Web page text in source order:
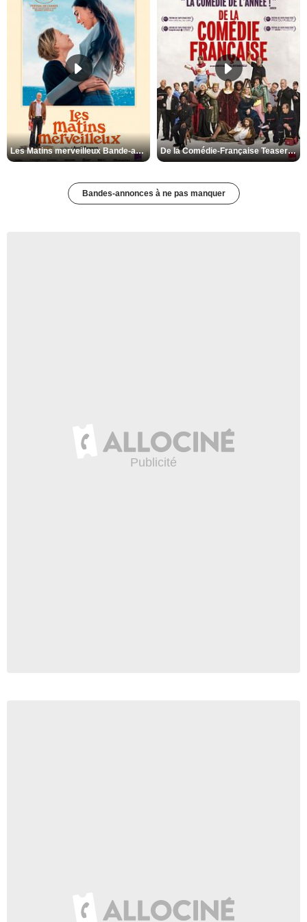
Les Matins merveilleux Bande-annonce VF De la Comédie-Française Teaser VF
Bandes-annonces à ne pas manquer